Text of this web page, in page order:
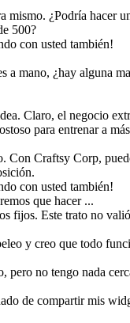
mismo. ¿Podría hacer
500?
con usted también!
a mano, ¿hay alguna
Claro, el negocio
para entrenar a más
Con Craftsy Corp,
con usted también!
que hacer ...
fijos. Este trato no
y creo que todo
pero no tengo nada
de compartir mis